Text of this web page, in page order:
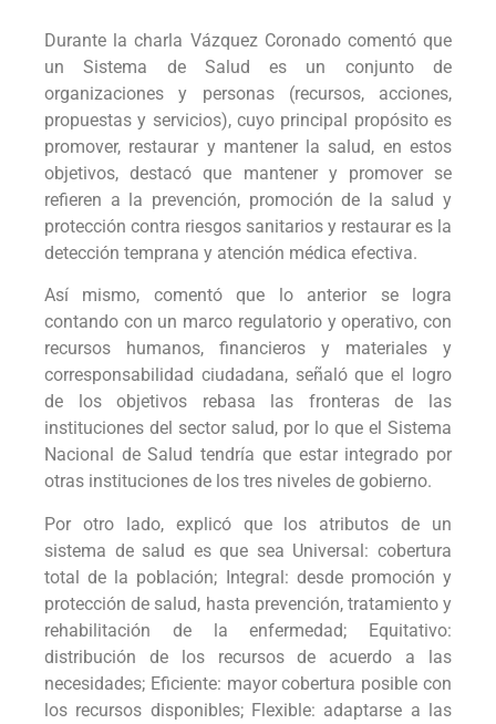
Durante la charla Vázquez Coronado comentó que
un Sistema de Salud es un conjunto de
organizaciones y personas (recursos, acciones,
propuestas y servicios), cuyo principal propósito es
promover, restaurar y mantener la salud, en estos
objetivos, destacó que mantener y promover se
refieren a la prevención, promoción de la salud y
protección contra riesgos sanitarios y restaurar es la
detección temprana y atención médica efectiva.
Así mismo, comentó que lo anterior se logra
contando con un marco regulatorio y operativo, con
recursos humanos, financieros y materiales y
corresponsabilidad ciudadana, señaló que el logro
de los objetivos rebasa las fronteras de las
instituciones del sector salud, por lo que el Sistema
Nacional de Salud tendría que estar integrado por
otras instituciones de los tres niveles de gobierno.
Por otro lado, explicó que los atributos de un
sistema de salud es que sea Universal: cobertura
total de la población; Integral: desde promoción y
protección de salud, hasta prevención, tratamiento y
rehabilitación de la enfermedad; Equitativo:
distribución de los recursos de acuerdo a las
necesidades; Eficiente: mayor cobertura posible con
los recursos disponibles; Flexible: adaptarse a las